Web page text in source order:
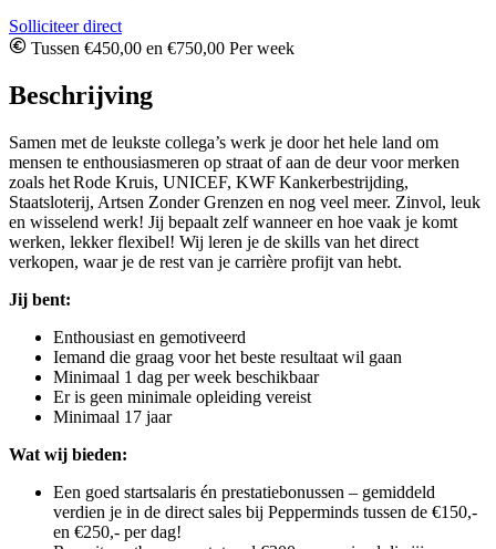
Solliciteer direct
Tussen €450,00 en €750,00 Per week
Beschrijving
Samen met de leukste collega’s werk je door het hele land om
mensen te enthousiasmeren op straat of aan de deur voor merken
zoals het Rode Kruis, UNICEF, KWF Kankerbestrijding,
Staatsloterij, Artsen Zonder Grenzen en nog veel meer. Zinvol, leuk
en wisselend werk! Jij bepaalt zelf wanneer en hoe vaak je komt
werken, lekker flexibel! Wij leren je de skills van het direct
verkopen, waar je de rest van je carrière profijt van hebt.
Jij bent:
Enthousiast en gemotiveerd
Iemand die graag voor het beste resultaat wil gaan
Minimaal 1 dag per week beschikbaar
Er is geen minimale opleiding vereist
Minimaal 17 jaar
Wat wij bieden:
Een goed startsalaris én prestatiebonussen – gemiddeld
verdien je in de direct sales bij Pepperminds tussen de €150,-
en €250,- per dag!